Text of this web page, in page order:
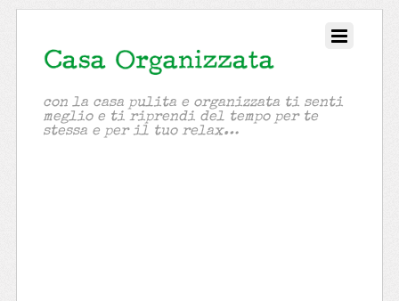
con la casa pulita e organizzata ti senti
meglio e ti riprendi del tempo per te
stessa e per il tuo relax…